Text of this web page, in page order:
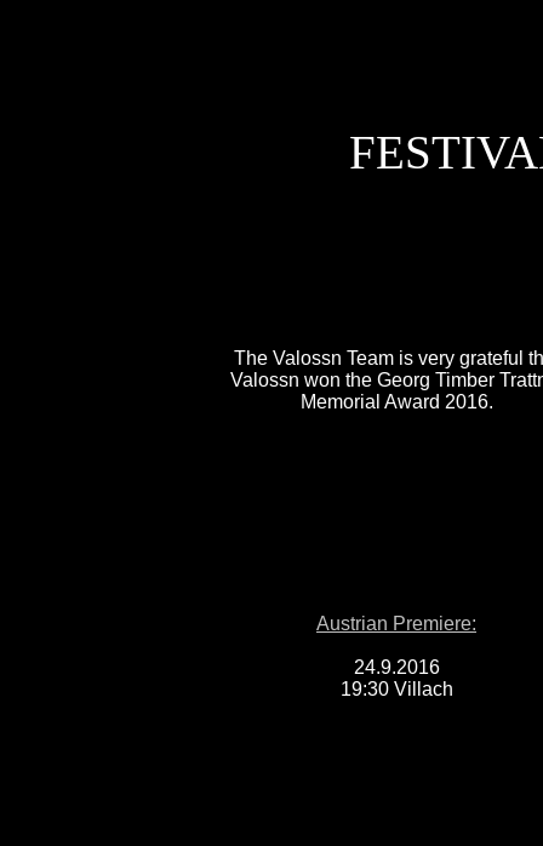
The Valossn Team is very grateful
Valossn won the Georg Timber
Memorial Award 2016.
Austrian Premiere:
24.9.2016
19:30 Villach